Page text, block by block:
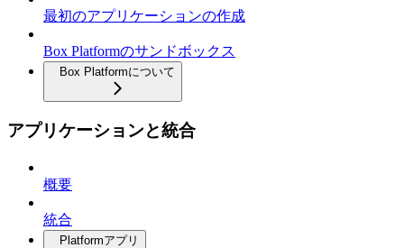
最初のアプリケーションの作成
Box Platformのサンドボックス
Box Platformについて
アプリケーションと統合
概要
統合
Platformアプリ